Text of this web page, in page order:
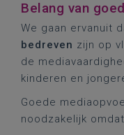
Belang van
We gaan ervanuit
bedreven zijn op
de
kinderen en
Goede
noodzakelijk